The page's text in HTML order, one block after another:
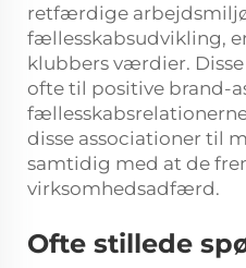
retfærdige
fællesskabsudvikling,
klubbers værdier.
ofte til positive brand-
disse associationer til
samtidig med at de
virksomhedsadfærd.
Ofte stillede